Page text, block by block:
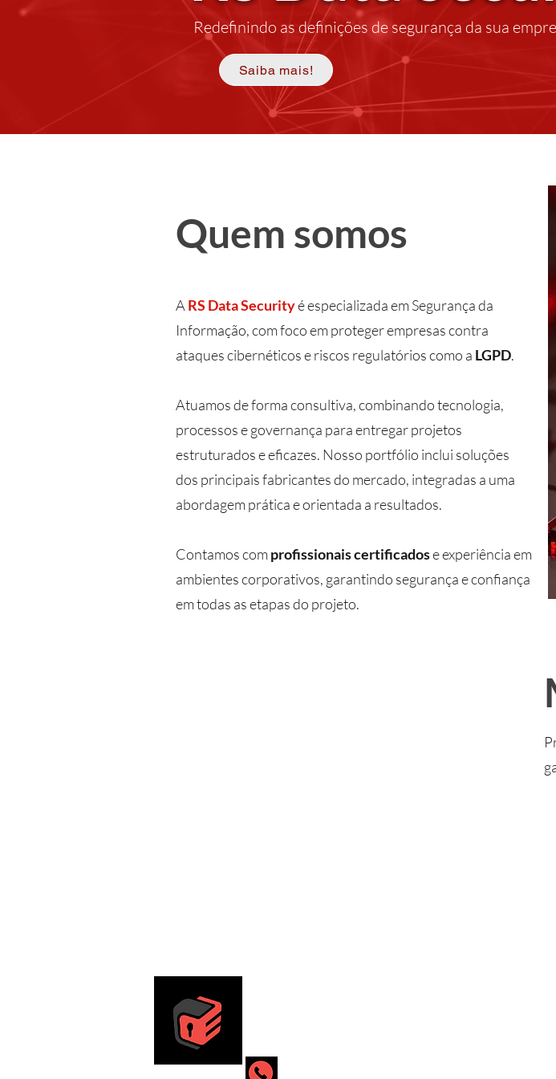
Redefinindo as definições de segurança da sua
Saiba mais!
Quem somos
A RS Data Securityé especializada em Segurança da
Informação, com foco em proteger empresas contra
ataques cibernéticos e riscos regulatórios como a LGPD.
Atuamos de forma consultiva, combinando tecnologia,
processos e governança para entregar projetos
estruturados e eficazes. Nosso portfólio inclui soluções
dos principais fabricantes do mercado, integradas a uma
abordagem prática e orientada a resultados.
Contamos com profissionais certificadose experiência em
ambientes corporativos, garantindo segurança e confiança
em todas as etapas do projeto.